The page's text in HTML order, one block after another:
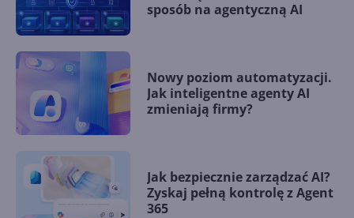
sposób na agentyczną AI
Nowy poziom automatyzacji.
Jak inteligentne agenty AI
zmieniają firmy?
Jak bezpiecznie zarządzać AI?
Zyskaj pełną kontrolę z Agent
365